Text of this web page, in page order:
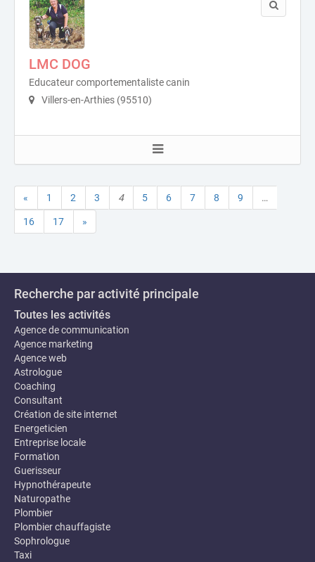
LMC DOG
Educateur comportementaliste canin
Villers-en-Arthies (95510)
« 1 2 3 4 5 6 7 8 9 …
16 17 »
Recherche par activité principale
Toutes les activités
Agence de communication
Agence marketing
Agence web
Astrologue
Coaching
Consultant
Création de site internet
Energeticien
Entreprise locale
Formation
Guerisseur
Hypnothérapeute
Naturopathe
Plombier
Plombier chauffagiste
Sophrologue
Taxi